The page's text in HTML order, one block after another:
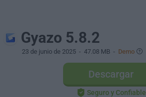
Gyazo 5.8.2
23 de junio de 2025 - 47.08 MB - Demo
Descargar
Seguro y Confiable